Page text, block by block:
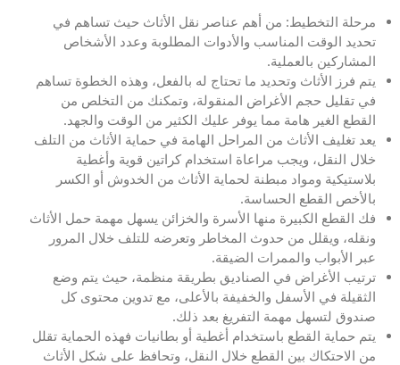
مرحلة التخطيط: من أهم عناصر نقل الأثاث حيث تساهم في
تحديد الوقت المناسب والأدوات المطلوبة وعدد الأشخاص
المشاركين بالعملية.
يتم فرز الأثاث وتحديد ما تحتاج له بالفعل، وهذه الخطوة تساهم
في تقليل حجم الأغراض المنقولة، وتمكنك من التخلص من
القطع الغير هامة مما يوفر عليك الكثير من الوقت والجهد.
يعد تغليف الأثاث من المراحل الهامة في حماية الأثاث من التلف
خلال النقل، ويجب مراعاة استخدام كراتين قوية وأغطية
بلاستيكية ومواد مبطنة لحماية الأثاث من الخدوش أو الكسر
بالأخص القطع الحساسة.
فك القطع الكبيرة منها الأسرة والخزائن يسهل مهمة حمل الأثاث
ونقله، ويقلل من حدوث المخاطر وتعرضه للتلف خلال المرور
عبر الأبواب والممرات الضيقة.
ترتيب الأغراض في الصناديق بطريقة منظمة، حيث يتم وضع
الثقيلة في الأسفل والخفيفة بالأعلى، مع تدوين محتوى كل
صندوق لتسهل مهمة التفريغ بعد ذلك.
يتم حماية القطع باستخدام أغطية أو بطانيات فهذه الحماية تقلل
من الاحتكاك بين القطع خلال النقل، وتحافظ على شكل الأثاث